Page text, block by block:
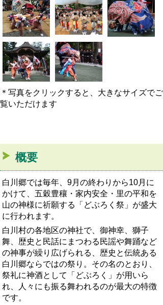
＊写真をクリックすると、大きなサイズでご
覧いただけます
概要
白川郷では毎年、9月の終わりから10月に
かけて、五穀豊穰・家内安全・里の平和を
山の神様に祈願する「どぶろく祭」が盛大
に行われます。
白川村の各地区の神社で、御神幸、獅子
舞、歴史と民話にまつわる民謡や舞踊など
の神事が繰り広げられる、歴史と伝統ある
白川郷ならではの祭り。その名のとおり、
祭礼に神酒として「どぶろく」が用いら
れ、人々にも振る舞われるのが最大の特徴
です。